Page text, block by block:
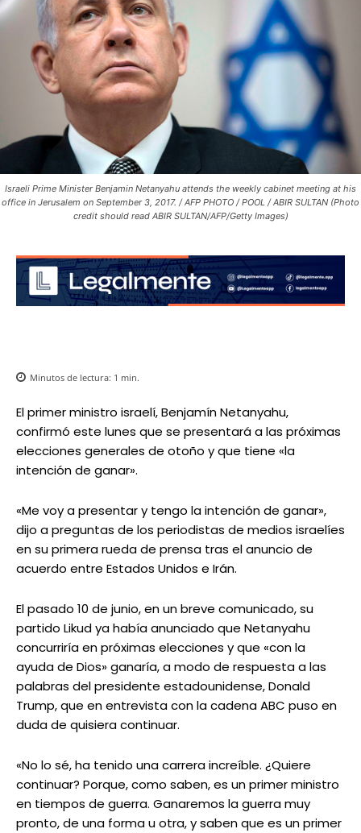
Israeli Prime Minister Benjamin Netanyahu attends the weekly cabinet meeting at his
office in Jerusalem on September 3, 2017. / AFP PHOTO / POOL / ABIR SULTAN (Photo
credit should read ABIR SULTAN/AFP/Getty Images)
Minutos de lectura: 1 min.
El primer ministro israelí, Benjamín Netanyahu,
confirmó este lunes que se presentará a las próximas
elecciones generales de otoño y que tiene «la
intención de ganar».
«Me voy a presentar y tengo la intención de ganar»,
dijo a preguntas de los periodistas de medios israelíes
en su primera rueda de prensa tras el anuncio de
acuerdo entre Estados Unidos e Irán.
El pasado 10 de junio, en un breve comunicado, su
partido Likud ya había anunciado que Netanyahu
concurriría en próximas elecciones y que «con la
ayuda de Dios» ganaría, a modo de respuesta a las
palabras del presidente estadounidense, Donald
Trump, que en entrevista con la cadena ABC puso en
duda de quisiera continuar.
«No lo sé, ha tenido una carrera increíble. ¿Quiere
continuar? Porque, como saben, es un primer ministro
en tiempos de guerra. Ganaremos la guerra muy
pronto, de una forma u otra, y saben que es un primer